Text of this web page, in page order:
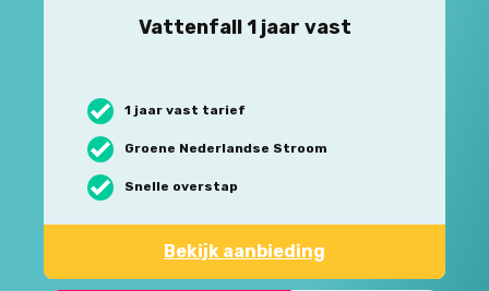
Vattenfall 1 jaar vast
1 jaar vast tarief
Groene Nederlandse Stroom
Snelle overstap
Bekijk aanbieding